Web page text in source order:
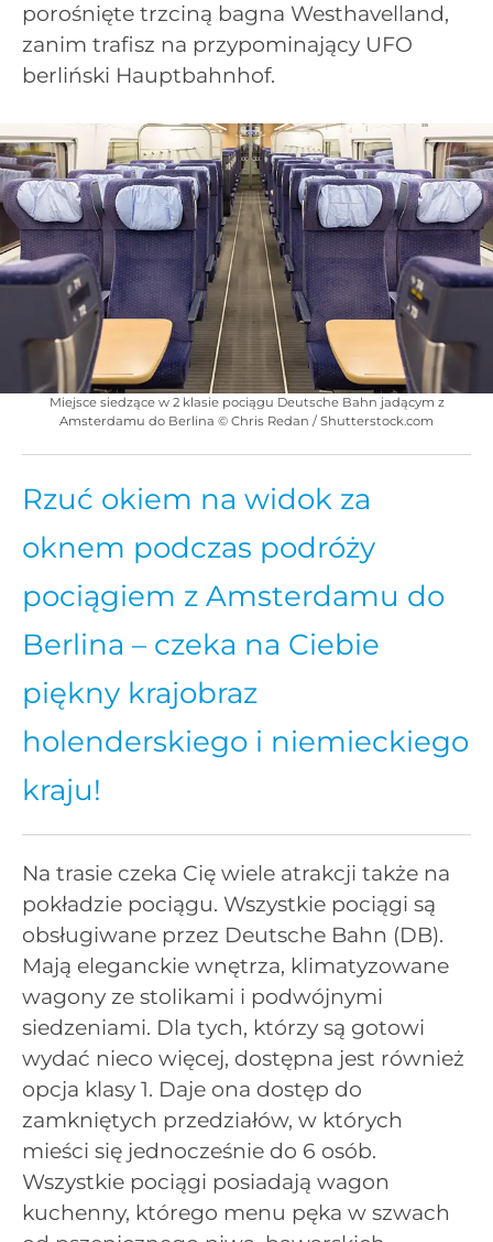
porośnięte trzciną bagna Westhavelland,
zanim trafisz na przypominający UFO
berliński Hauptbahnhof.
Miejsce siedzące w 2 klasie pociągu Deutsche Bahn jadącym z
Amsterdamu do Berlina © Chris Redan / Shutterstock.com
Rzuć okiem na widok za
oknem podczas podróży
pociągiem z Amsterdamu do
Berlina – czeka na Ciebie
piękny krajobraz
holenderskiego i niemieckiego
kraju!
Na trasie czeka Cię wiele atrakcji także na
pokładzie pociągu. Wszystkie pociągi są
obsługiwane przez Deutsche Bahn (DB).
Mają eleganckie wnętrza, klimatyzowane
wagony ze stolikami i podwójnymi
siedzeniami. Dla tych, którzy są gotowi
wydać nieco więcej, dostępna jest również
opcja klasy 1. Daje ona dostęp do
zamkniętych przedziałów, w których
mieści się jednocześnie do 6 osób.
Wszystkie pociągi posiadają wagon
kuchenny, którego menu pęka w szwach